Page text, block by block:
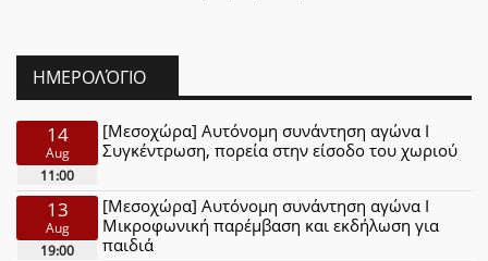
ΗΜΕΡΟΛΌΓΙΟ
14
Aug
11:00
[Μεσοχώρα] Αυτόνομη συνάντηση αγώνα Ι
Συγκέντρωση, πορεία στην είσοδο του χωριού
13
Aug
19:00
[Μεσοχώρα] Αυτόνομη συνάντηση αγώνα Ι
Μικροφωνική παρέμβαση και εκδήλωση για
παιδιά